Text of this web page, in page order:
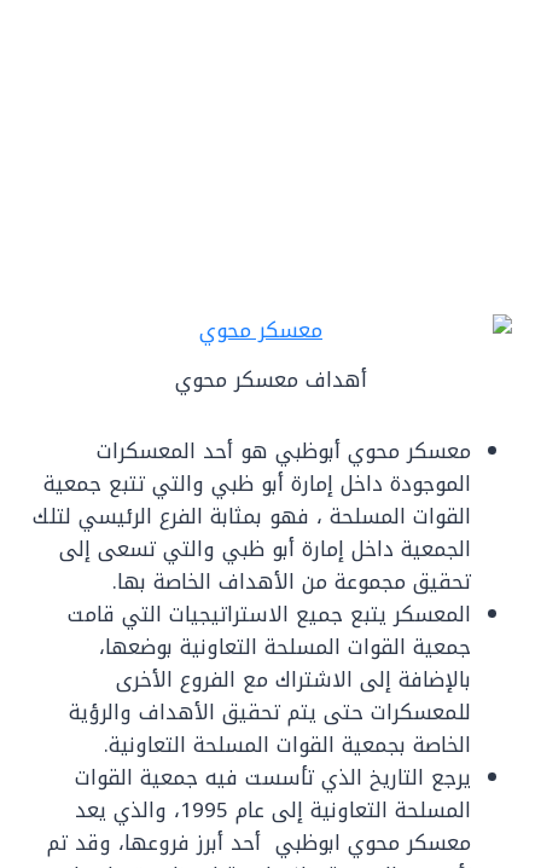
أهداف معسكر محوي
معسكر محوي أبوظبي هو أحد المعسكرات
الموجودة داخل إمارة أبو ظبي والتي تتبع جمعية
القوات المسلحة ، فهو بمثابة الفرع الرئيسي لتلك
الجمعية داخل إمارة أبو ظبي والتي تسعى إلى
تحقيق مجموعة من الأهداف الخاصة بها.
المعسكر يتبع جميع الاستراتيجيات التي قامت
جمعية القوات المسلحة التعاونية بوضعها،
بالإضافة إلى الاشتراك مع الفروع الأخرى
للمعسكرات حتى يتم تحقيق الأهداف والرؤية
الخاصة بجمعية القوات المسلحة التعاونية.
يرجع التاريخ الذي تأسست فيه جمعية القوات
المسلحة التعاونية إلى عام 1995، والذي يعد
معسكر محوي ابوظبي أحد أبرز فروعها، وقد تم